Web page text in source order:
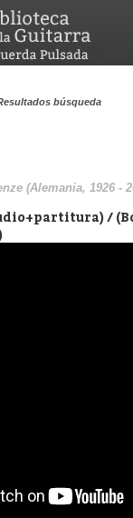
búsqueda
(Alemania, 1926 -
/